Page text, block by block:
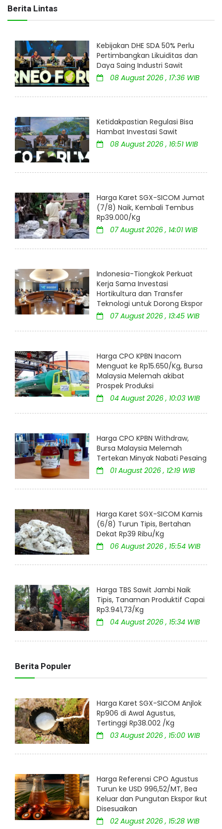
Berita Lintas
Kebijakan DHE SDA 50% Perlu
Pertimbangkan Likuiditas dan
Daya Saing Industri Sawit
08 August 2026 , 17:36 WIB
Ketidakpastian Regulasi Bisa
Hambat Investasi Sawit
08 August 2026 , 16:51 WIB
Harga Karet SGX-SICOM Jumat
(7/8) Naik, Kembali Tembus
Rp39.000/Kg
07 August 2026 , 14:01 WIB
Indonesia-Tiongkok Perkuat
Kerja Sama Investasi
Hortikultura dan Transfer
Teknologi untuk Dorong Ekspor
07 August 2026 , 13:45 WIB
Harga CPO KPBN Inacom
Menguat ke Rp15.650/Kg, Bursa
Malaysia Melemah akibat
Prospek Produksi
04 August 2026 , 10:03 WIB
Harga CPO KPBN Withdraw,
Bursa Malaysia Melemah
Tertekan Minyak Nabati Pesaing
01 August 2026 , 12:19 WIB
Harga Karet SGX-SICOM Kamis
(6/8) Turun Tipis, Bertahan
Dekat Rp39 Ribu/Kg
06 August 2026 , 15:54 WIB
Harga TBS Sawit Jambi Naik
Tipis, Tanaman Produktif Capai
Rp3.941,73/Kg
04 August 2026 , 15:34 WIB
Berita Populer
Harga Karet SGX-SICOM Anjlok
Rp906 di Awal Agustus,
Tertinggi Rp38.002 /Kg
03 August 2026 , 15:00 WIB
Harga Referensi CPO Agustus
Turun ke USD 996,52/MT, Bea
Keluar dan Pungutan Ekspor Ikut
Disesuaikan
02 August 2026 , 15:28 WIB